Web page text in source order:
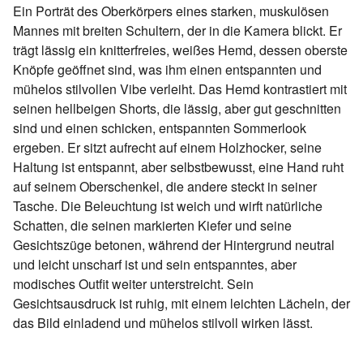
Ein Porträt des Oberkörpers eines starken, muskulösen
Mannes mit breiten Schultern, der in die Kamera blickt. Er
trägt lässig ein knitterfreies, weißes Hemd, dessen oberste
Knöpfe geöffnet sind, was ihm einen entspannten und
mühelos stilvollen Vibe verleiht. Das Hemd kontrastiert mit
seinen hellbeigen Shorts, die lässig, aber gut geschnitten
sind und einen schicken, entspannten Sommerlook
ergeben. Er sitzt aufrecht auf einem Holzhocker, seine
Haltung ist entspannt, aber selbstbewusst, eine Hand ruht
auf seinem Oberschenkel, die andere steckt in seiner
Tasche. Die Beleuchtung ist weich und wirft natürliche
Schatten, die seinen markierten Kiefer und seine
Gesichtszüge betonen, während der Hintergrund neutral
und leicht unscharf ist und sein entspanntes, aber
modisches Outfit weiter unterstreicht. Sein
Gesichtsausdruck ist ruhig, mit einem leichten Lächeln, der
das Bild einladend und mühelos stilvoll wirken lässt.